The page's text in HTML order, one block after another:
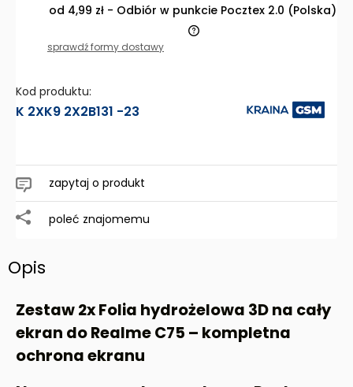
od 4,99 zł - Odbiór w punkcie Pocztex 2.0 (Polska)
Cena nie zawiera ewentualnych kosztów płatności
sprawdź formy dostawy
Kod produktu:
K 2XK9 2X2B131 -23
zapytaj o produkt
poleć znajomemu
Opis
Zestaw 2x Folia hydrożelowa 3D na cały
ekran doRealme C75 – kompletna
ochrona ekranu